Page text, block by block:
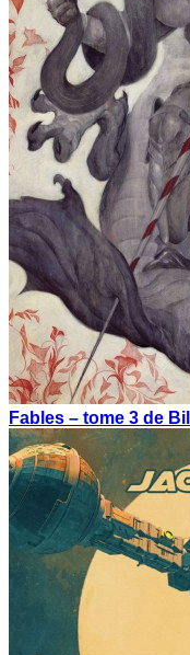
Fables – tome 3 de